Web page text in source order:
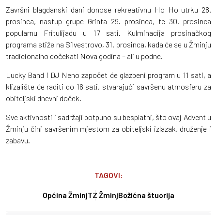
Završni blagdanski dani donose rekreativnu Ho Ho utrku 28.
prosinca, nastup grupe Grinta 29. prosinca, te 30. prosinca
popularnu Fritulijadu u 17 sati. Kulminacija prosinačkog
programa stiže na Silvestrovo, 31. prosinca, kada će se u Žminju
tradicionalno dočekati Nova godina – ali u podne.
Lucky Band i DJ Neno započet će glazbeni program u 11 sati, a
klizalište će raditi do 16 sati, stvarajući savršenu atmosferu za
obiteljski dnevni doček.
Sve aktivnosti i sadržaji potpuno su besplatni, što ovaj Advent u
Žminju čini savršenim mjestom za obiteljski izlazak, druženje i
zabavu.
TAGOVI:
Općina ŽminjTZ ŽminjBožićna štuorija